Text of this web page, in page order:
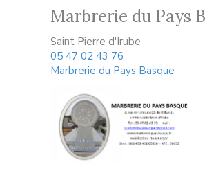
Marbrerie du Pays
Saint Pierre d'Irube
05 47 02 43 76
Marbrerie du Pays Basque